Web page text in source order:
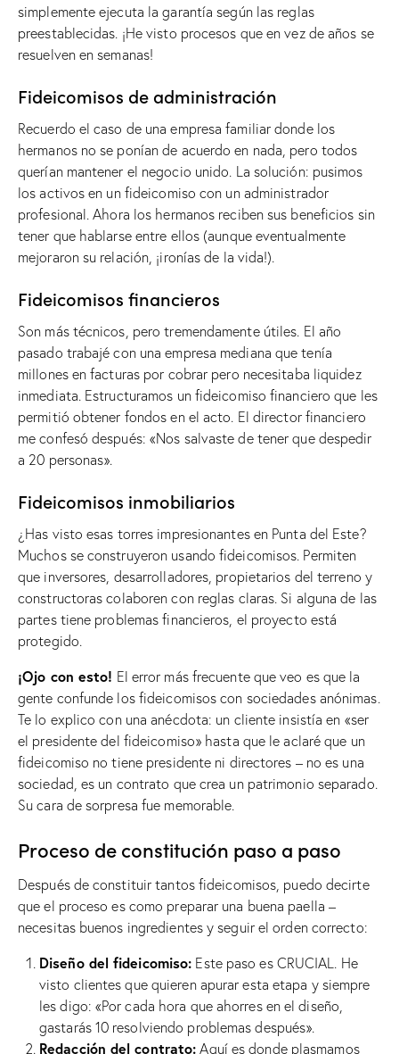
simplemente ejecuta la garantía según las reglas
preestablecidas. ¡He visto procesos que en vez de años se
resuelven en semanas!
Fideicomisos de administración
Recuerdo el caso de una empresa familiar donde los
hermanos no se ponían de acuerdo en nada, pero todos
querían mantener el negocio unido. La solución: pusimos
los activos en un fideicomiso con un administrador
profesional. Ahora los hermanos reciben sus beneficios sin
tener que hablarse entre ellos (aunque eventualmente
mejoraron su relación, ¡ironías de la vida!).
Fideicomisos financieros
Son más técnicos, pero tremendamente útiles. El año
pasado trabajé con una empresa mediana que tenía
millones en facturas por cobrar pero necesitaba liquidez
inmediata. Estructuramos un fideicomiso financiero que les
permitió obtener fondos en el acto. El director financiero
me confesó después: «Nos salvaste de tener que despedir
a 20 personas».
Fideicomisos inmobiliarios
¿Has visto esas torres impresionantes en Punta del Este?
Muchos se construyeron usando fideicomisos. Permiten
que inversores, desarrolladores, propietarios del terreno y
constructoras colaboren con reglas claras. Si alguna de las
partes tiene problemas financieros, el proyecto está
protegido.
¡Ojo con esto! El error más frecuente que veo es que la
gente confunde los fideicomisos con sociedades anónimas.
Te lo explico con una anécdota: un cliente insistía en «ser
el presidente del fideicomiso» hasta que le aclaré que un
fideicomiso no tiene presidente ni directores – no es una
sociedad, es un contrato que crea un patrimonio separado.
Su cara de sorpresa fue memorable.
Proceso de constitución paso a paso
Después de constituir tantos fideicomisos, puedo decirte
que el proceso es como preparar una buena paella –
necesitas buenos ingredientes y seguir el orden correcto:
Diseño del fideicomiso: Este paso es CRUCIAL. He
visto clientes que quieren apurar esta etapa y siempre
les digo: «Por cada hora que ahorres en el diseño,
gastarás 10 resolviendo problemas después».
Redacción del contrato: Aquí es donde plasmamos